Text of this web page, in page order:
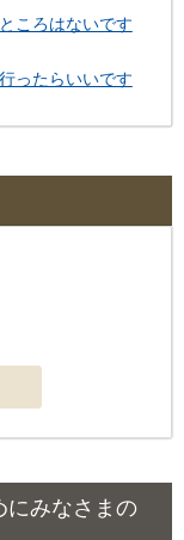
ころはないです
ったらいいです
にみなさまの